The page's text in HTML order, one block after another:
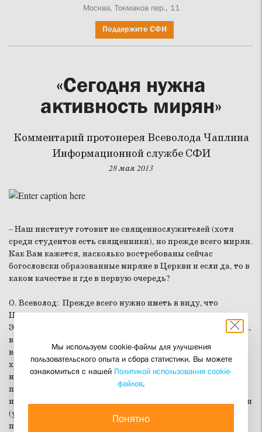
Москва, Токмаков пер., 11
Поддержите СФИ
«Сегодня нужна
активность мирян»
Комментарий протоиерея Всеволода Чаплина
Информационной службе СФИ
28 мая 2013
– Наш институт готовит не священнослужителей (хотя
среди студентов есть священники), но прежде всего мирян.
Как Вам кажется, насколько востребованы сейчас
богословски образованные миряне в Церкви и если да, то в
каком качестве и где в первую очередь?
О. Всеволод: Прежде всего нужно иметь в виду, что
Церковь – это не только то, что происходит на приходах.
Это ещё и участие всех нас как христиан в жизни общества,
в экономических процессах, в мироустройстве. Поэтому
воспитывать нужно такого христианина, который был бы
христианином везде, а не только на приходе. Сегодня
нужна активность мирян, которые проявляли бы себя как
политики, как журналисты, как военные, как
интеллектуалы, как субъекты экономической деятельности
(участвующие в том числе и в осмыслении экономических
процессов). Жизнь Церкви неотделима от жизни народа,
Мы используем cookie-файлы для улучшения
пользовательского опыта и сбора статистики. Вы можете
ознакомиться с нашей Политикой использования cookie-
файлов.
Понятно